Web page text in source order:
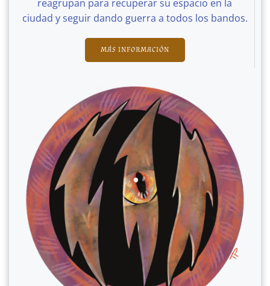
reagrupan para recuperar su espacio en la
ciudad y seguir dando guerra a todos los bandos.
MÁS INFORMACIÓN